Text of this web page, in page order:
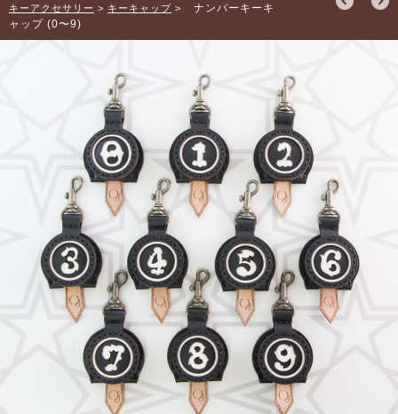
キーアクセサリー > キーキャップ >
ナンバーキーキ
ャップ (0〜9)